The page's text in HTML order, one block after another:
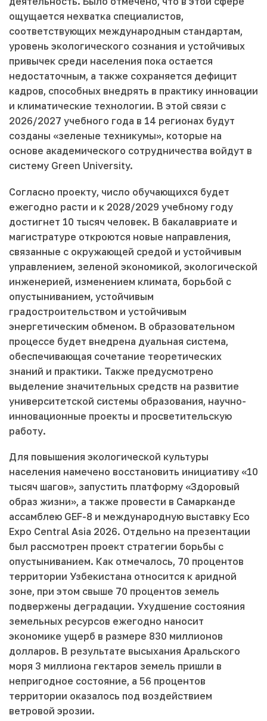
ощущается нехватка специалистов,
соответствующих международным стандартам,
уровень экологического сознания и устойчивых
привычек среди населения пока остается
недостаточным, а также сохраняется дефицит
кадров, способных внедрять в практику инновации
и климатические технологии. В этой связи с
2026/2027 учебного года в 14 регионах будут
созданы «зеленые техникумы», которые на
основе академического сотрудничества войдут в
систему Green University.
Согласно проекту, число обучающихся будет
ежегодно расти и к 2028/2029 учебному году
достигнет 10 тысяч человек. В бакалавриате и
магистратуре откроются новые направления,
связанные с окружающей средой и устойчивым
управлением, зеленой экономикой, экологической
инженерией, изменением климата, борьбой с
опустыниванием, устойчивым
градостроительством и устойчивым
энергетическим обменом. В образовательном
процессе будет внедрена дуальная система,
обеспечивающая сочетание теоретических
знаний и практики. Также предусмотрено
выделение значительных средств на развитие
университетской системы образования, научно-
инновационные проекты и просветительскую
работу.
Для повышения экологической культуры
населения намечено восстановить инициативу «10
тысяч шагов», запустить платформу «Здоровый
образ жизни», а также провести в Самарканде
ассамблею GEF-8 и международную выставку Eco
Expo Central Asia 2026. Отдельно на презентации
был рассмотрен проект стратегии борьбы с
опустыниванием. Как отмечалось, 70 процентов
территории Узбекистана относится к аридной
зоне, при этом свыше 70 процентов земель
подвержены деградации. Ухудшение состояния
земельных ресурсов ежегодно наносит
экономике ущерб в размере 830 миллионов
долларов. В результате высыхания Аральского
моря 3 миллиона гектаров земель пришли в
непригодное состояние, а 56 процентов
территории оказалось под воздействием
ветровой эрозии.